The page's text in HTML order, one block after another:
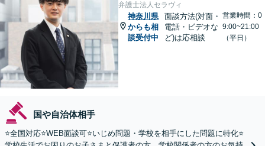
弁護士法人セラヴィ
神奈川県
からも相
談受付中
面談方法(対面・
電話・ビデオな
ど)は応相談
営業時間：0
9:00~21:00
（平日）
国や自治体相手
⭐️全国対応⭐️WEB面談可⭐️いじめ問題・学校を相手にした問題に特化⭐️